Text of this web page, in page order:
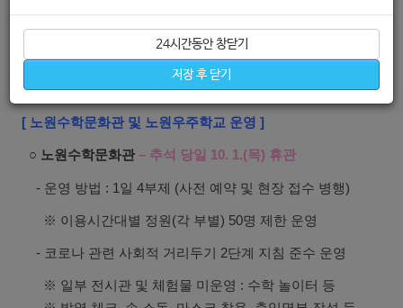
24시간동안 창닫기
저장 후 닫기
- 10월 4일 : 위대한 쇼맨
[ 노원수학문화관 및 노원우주학교 운영 ]
○ 노원수학문화관 – 추석 당일 10. 1.(목) 휴관
- 운영 방법 : 1일 4부제 (사전 예약 및 현장 접수 병행)
※ 이용시간대별 정원(각 부별) 50명 제한 운영
- 코로나 관련 사회적 거리두기 2단계 지침 준수 운영
※ 일부 전시관 및 체험물 미운영 : 수학 놀이터 등